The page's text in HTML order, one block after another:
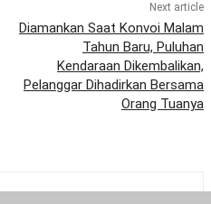
Next article
Diamankan Saat Konvoi Malam
Tahun Baru, Puluhan
Kendaraan Dikembalikan,
Pelanggar Dihadirkan Bersama
Orang Tuanya